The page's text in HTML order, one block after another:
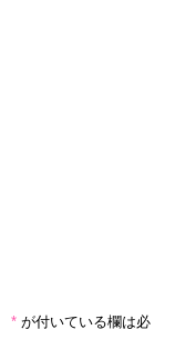
* が付いている欄は必